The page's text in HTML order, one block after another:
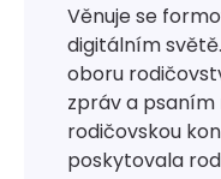
Věnuje se
digitálním
oboru
zpráv a
rodičovskou
poskytovala